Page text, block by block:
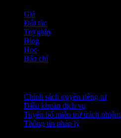
Giá
Đối tác
Trợ giúp
Blog
Học
Báo chí
Chính sách quyền riêng tư
Điều khoản dịch vụ
Tuyên bố miễn trừ trách nhiệm
Thông tin pháp lý